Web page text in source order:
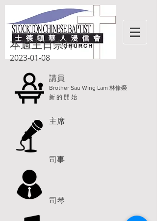
本週主日崇拜:
2023-01-08
講員
Brother Sau Wing Lam 林修榮
新 的 開 始
主席
司事
司琴